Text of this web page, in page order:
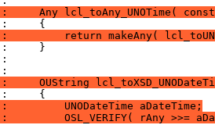
Any lcl_toAny_UNOTime(
return makeAny(
:
OUString
UNODateTime aDateTime;
OSL_VERIFY( rAny >>=